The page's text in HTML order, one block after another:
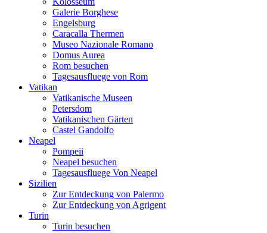
Galerie Borghese
Engelsburg
Caracalla Thermen
Museo Nazionale Romano
Domus Aurea
Rom besuchen
Tagesausfluege von Rom
Vatikan
Vatikanische Museen
Petersdom
Vatikanischen Gärten
Castel Gandolfo
Neapel
Pompeii
Neapel besuchen
Tagesausfluege Von Neapel
Sizilien
Zur Entdeckung von Palermo
Zur Entdeckung von Agrigent
Turin
Turin besuchen